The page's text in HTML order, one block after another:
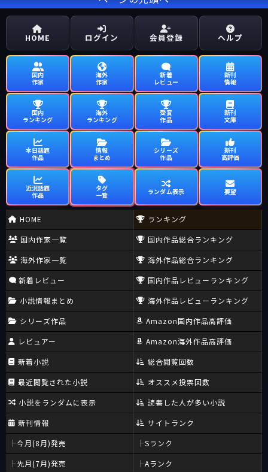
HOME ログイン 会員登録 ヘルプ
国内
作家
海外
作家
新着
レビュー
新刊
情報
国内
ランキング
海外
ランキング
受賞
作品
新刊
文庫
本日話題
作品
情報
まとめ
シリーズ
作品
新刊
高評価
近況話題
作品
タグ
一覧
ランダム表示 要望
HOME
国内作家一覧
海外作家一覧
新着レビュー
小説情報まとめ
シリーズ作品
レビュアー
新着小説
最近閲覧された小説
小説をランダムに表示
新刊情報
今月(8月)発売
先月(7月)発売
ランキング
国内作品総合ランキング
海外作品総合ランキング
国内作品レビューランキング
海外作品レビューランキング
Amazon国内作品高評価
Amazon海外作品高評価
総合閲覧回数
オススメ投票回数
読書した人が多い小説
サイトランク
Sランク
Aランク